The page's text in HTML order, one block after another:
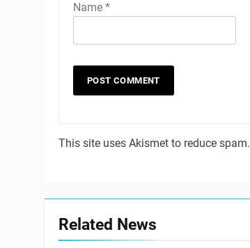
Name *
This site uses Akismet to reduce spam.
Related News